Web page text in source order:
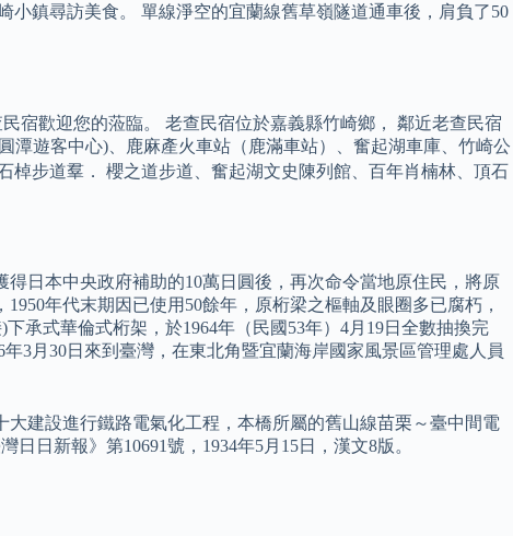
鎮尋訪美食。 單線淨空的宜蘭線舊草嶺隧道通車後，肩負了50
宿歡迎您的蒞臨。 老查民宿位於嘉義縣竹崎鄉， 鄰近老查民宿
潭遊客中心)、鹿麻產火車站（鹿滿車站）、奮起湖車庫、竹崎公
棹步道羣． 櫻之道步道、奮起湖文史陳列館、百年肖楠林、頂石
日本中央政府補助的10萬日圓後，再次命令當地原住民，將原
年代末期因已使用50餘年，原桁梁之樞軸及眼圈多已腐朽，
承式華倫式桁架，於1964年（民國53年）4月19日全數抽換完
3月30日來到臺灣，在東北角暨宜蘭海岸國家風景區管理處人員
大建設進行鐵路電氣化工程，本橋所屬的舊山線苗栗～臺中間電
日新報》第10691號，1934年5月15日，漢文8版。